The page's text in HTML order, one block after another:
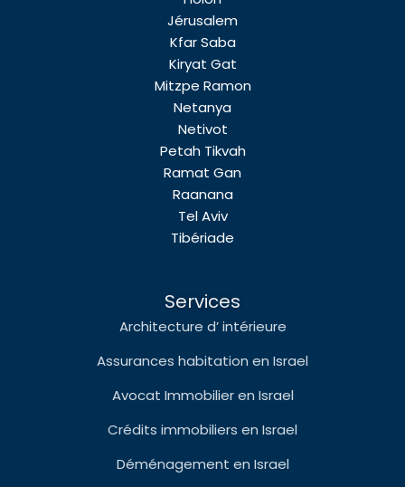
Jérusalem
Kfar Saba
Kiryat Gat
Mitzpe Ramon
Netanya
Netivot
Petah Tikvah
Ramat Gan
Raanana
Tel Aviv
Tibériade
Services
Architecture d’ intérieure
Assurances habitation en Israel
Avocat Immobilier en Israel
Crédits immobiliers en Israel
Déménagement en Israel